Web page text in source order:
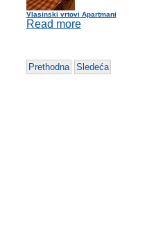
Vlasinski vrtovi Apartmani
Read more
Prethodna Sledeća